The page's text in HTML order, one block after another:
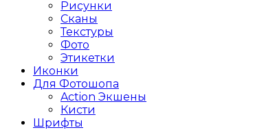
Рисунки
Сканы
Текстуры
Фото
Этикетки
Иконки
Для Фотошопа
Action Экшены
Кисти
Шрифты